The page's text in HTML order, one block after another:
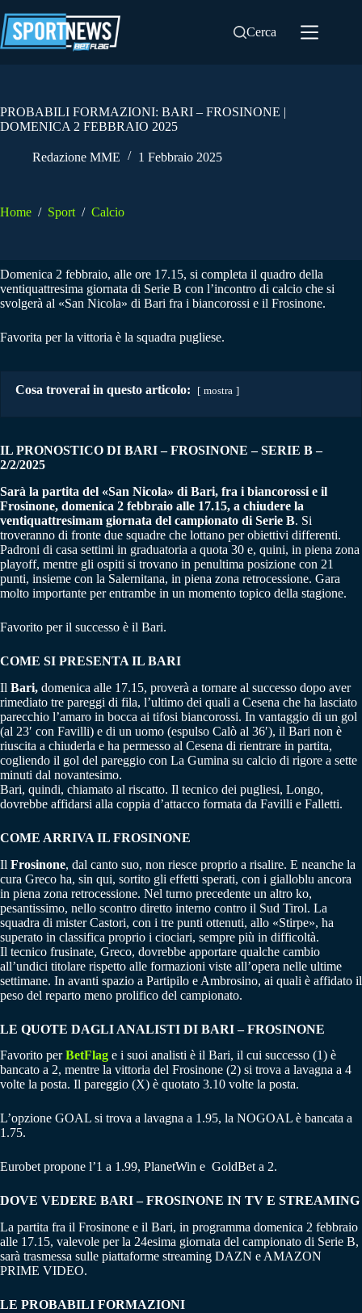
al
contenuto
Cerca
PROBABILI FORMAZIONI: BARI – FROSINONE |
DOMENICA 2 FEBBRAIO 2025
Redazione MME 1 Febbraio 2025
Home / Sport / Calcio
Domenica 2 febbraio, alle ore 17.15, si completa il quadro della
ventiquattresima giornata di Serie B con l’incontro di calcio che si
svolgerà al «San Nicola» di Bari fra i biancorossi e il Frosinone.
Favorita per la vittoria è la squadra pugliese.
Cosa troverai in questo articolo: mostra
IL PRONOSTICO DI BARI – FROSINONE–SERIE B –
2/2/2025
Sarà la partita del «San Nicola» di Bari, fra i biancorossi e il
Frosinone, domenica 2 febbraio alle 17.15, a chiudere la
ventiquattresimam giornata del campionato di Serie B. Si
troveranno di fronte due squadre che lottano per obiettivi differenti.
Padroni di casa settimi in graduatoria a quota 30 e, quini, in piena zona
playoff, mentre gli ospiti si trovano in penultima posizione con 21
punti, insieme con la Salernitana, in piena zona retrocessione. Gara
molto importante per entrambe in un momento topico della stagione.
Favorito per il successo è il Bari.
COME SI PRESENTA IL BARI
Il Bari, domenica alle 17.15, proverà a tornare al successo dopo aver
rimediato tre pareggi di fila, l’ultimo dei quali a Cesena che ha lasciato
parecchio l’amaro in bocca ai tifosi biancorossi. In vantaggio di un gol
(al 23′ con Favilli) e di un uomo (espulso Calò al 36′), il Bari non è
riuscita a chiuderla e ha permesso al Cesena di rientrare in partita,
cogliendo il gol del pareggio con La Gumina su calcio di rigore a sette
minuti dal novantesimo.
Bari, quindi, chiamato al riscatto. Il tecnico dei pugliesi, Longo,
dovrebbe affidarsi alla coppia d’attacco formata da Favilli e Falletti.
COME ARRIVA IL FROSINONE
Il Frosinone, dal canto suo, non riesce proprio a risalire. E neanche la
cura Greco ha, sin qui, sortito gli effetti sperati, con i gialloblu ancora
in piena zona retrocessione. Nel turno precedente un altro ko,
pesantissimo, nello scontro diretto interno contro il Sud Tirol. La
squadra di mister Castori, con i tre punti ottenuti, allo «Stirpe», ha
superato in classifica proprio i ciociari, sempre più in difficoltà.
Il tecnico frusinate, Greco, dovrebbe apportare qualche cambio
all’undici titolare rispetto alle formazioni viste all’opera nelle ultime
settimane. In avanti spazio a Partipilo e Ambrosino, ai quali è affidato il
peso del reparto meno prolifico del campionato.
LE QUOTE DAGLI ANALISTI DI BARI – FROSINONE
Favorito perBetFlag e i suoi analisti è il Bari, il cui successo (1) è
bancato a 2, mentre la vittoria del Frosinone (2) si trova a lavagna a 4
volte la posta. Il pareggio (X) è quotato 3.10 volte la posta.
L’opzione GOAL si trova a lavagna a 1.95, la NOGOAL è bancata a
1.75.
Eurobet propone l’1 a 1.99, PlanetWin e GoldBet a 2.
DOVE VEDERE BARI – FROSINONE IN TV E STREAMING
La partita fra il Frosinone e il Bari, in programma domenica 2 febbraio
alle 17.15, valevole per la 24esima giornata del campionato di Serie B,
sarà trasmessa sulle piattaforme streaming DAZN e AMAZON
PRIME VIDEO.
LE PROBABILI FORMAZIONI